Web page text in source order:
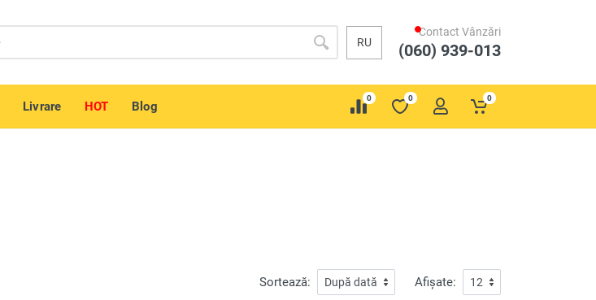
RU
Contact Vânzări
(060) 939-013
Livrare HOT Blog
0 0 0
Sortează: Afișate: